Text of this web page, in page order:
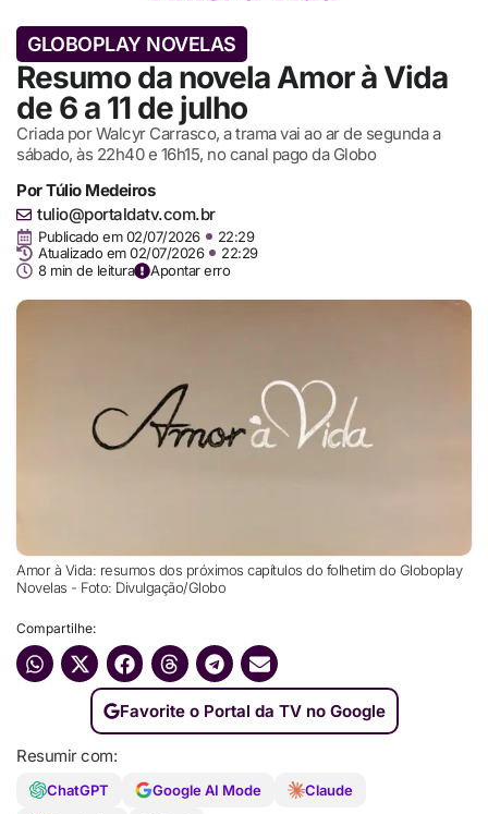
GLOBOPLAY NOVELAS
Resumo da novela Amor à Vida
de 6 a 11 de julho
Criada por Walcyr Carrasco, a trama vai ao ar de segunda a
sábado, às 22h40 e 16h15, no canal pago da Globo
PorTúlio Medeiros
tulio@portaldatv.com.br
Publicado em 02/07/2026
22:29
Atualizado em 02/07/2026
22:29
8 min de leitura
Apontar erro
Amor à Vida: resumos dos próximos capítulos do folhetim do Globoplay
Novelas - Foto: Divulgação/Globo
Compartilhe:
Favorite o Portal da TV no Google
Resumir com:
ChatGPT Google AI Mode
Claude